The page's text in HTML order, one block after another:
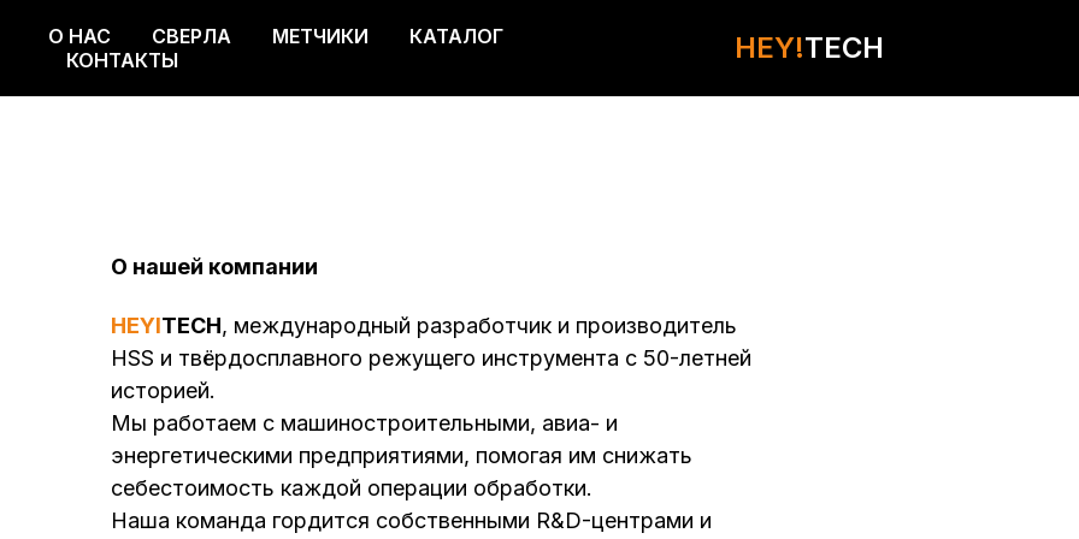
HEY!TECH
О НАС СВЕРЛА МЕТЧИКИ КАТАЛОГ
О нашей компании
HEYITECH, международный разработчик и производитель
HSS и твёрдосплавного режущего инструмента с 50-летней
историей.
Мы работаем с машиностроительными, авиа- и
энергетическими предприятиями, помогая им снижать
себестоимость каждой операции обработки.
Наша команда гордится собственными R&D-центрами и
HEY!TECH
О НАС СВЕРЛА МЕТЧИКИ
КАТАЛОГ
КОНТАКТЫ